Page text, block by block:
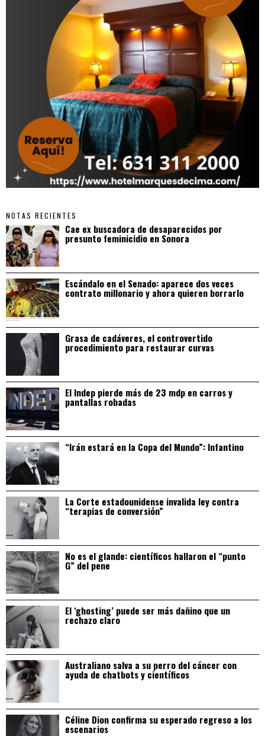
NOTAS RECIENTES
Cae ex buscadora de desaparecidos por
presunto feminicidio en Sonora
Escándalo en el Senado: aparece dos veces
contrato millonario y ahora quieren borrarlo
Grasa de cadáveres, el controvertido
procedimiento para restaurar curvas
El Indep pierde más de 23 mdp en carros y
pantallas robadas
“Irán estará en la Copa del Mundo”: Infantino
La Corte estadounidense invalida ley contra
“terapias de conversión”
No es el glande: científicos hallaron el “punto
G” del pene
El ‘ghosting’ puede ser más dañino que un
rechazo claro
Australiano salva a su perro del cáncer con
ayuda de chatbots y científicos
Céline Dion confirma su esperado regreso a los
escenarios